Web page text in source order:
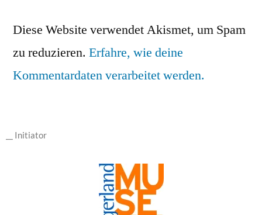
Diese Website verwendet Akismet, um Spam
zu reduzieren. Erfahre, wie deine
Kommentardaten verarbeitet werden.
__ Initiator